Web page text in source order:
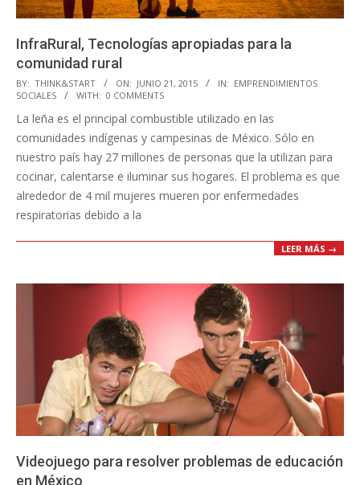
InfraRural, Tecnologías apropiadas para la
comunidad rural
2015-
06-
21
BY: THINK&START ON: JUNIO 21, 2015 IN: EMPRENDIMIENTOS
SOCIALES
WITH: 0 COMMENTS
La leña es el principal combustible utilizado en las
comunidades indígenas y campesinas de México. Sólo en
nuestro país hay 27 millones de personas que la utilizan para
cocinar, calentarse e iluminar sus hogares. El problema es que
alrededor de 4 mil mujeres mueren por enfermedades
respiratorias debido a la
LEER MÁS →
Videojuego para resolver problemas de educación
en México